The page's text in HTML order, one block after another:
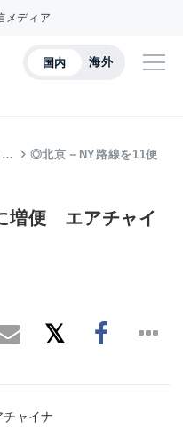
メディア
国内 海外
… ◎北京－NY路線を11便
増便 エアチャイ
ャイナ